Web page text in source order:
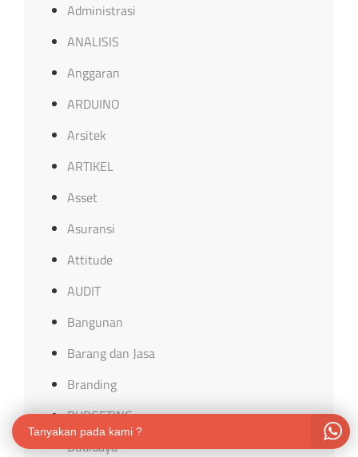
Administrasi
ANALISIS
Anggaran
ARDUINO
Arsitek
ARTIKEL
Asset
Asuransi
Attitude
AUDIT
Bangunan
Barang dan Jasa
Branding
BUDGETING
Budidaya
Tanyakan pada kami ?